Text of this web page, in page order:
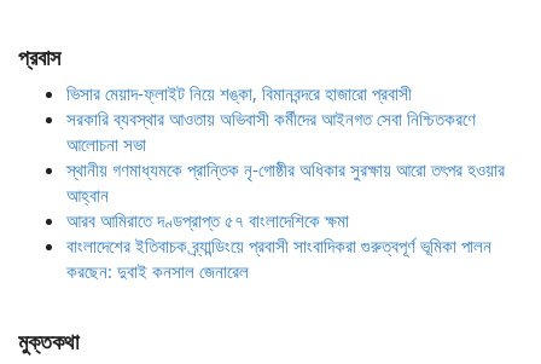
প্রবাস
ভিসার মেয়াদ-ফ্লাইট নিয়ে শঙ্কা, বিমানবন্দরে হাজারো প্রবাসী
সরকারি ব্যবস্থার আওতায় অভিবাসী কর্মীদের আইনগত সেবা নিশ্চিতকরণে
আলোচনা সভা
স্থানীয় গণমাধ্যমকে প্রান্তিক নৃ-গোষ্ঠীর অধিকার সুরক্ষায় আরো তৎপর হওয়ার
আহ্বান
আরব আমিরাতে দণ্ডপ্রাপ্ত ৫৭ বাংলাদেশিকে ক্ষমা
বাংলাদেশের ইতিবাচক ব্র্যান্ডিংয়ে প্রবাসী সাংবাদিকরা গুরুত্বপূর্ণ ভূমিকা পালন
করছেন: দুবাই কনসাল জেনারেল
মুক্তকথা